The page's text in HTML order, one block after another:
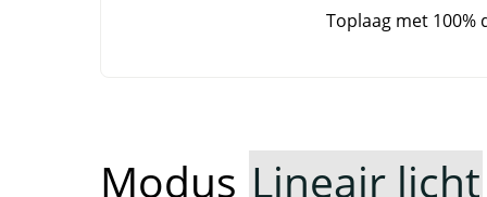
Toplaag met
Modus Lineair licht